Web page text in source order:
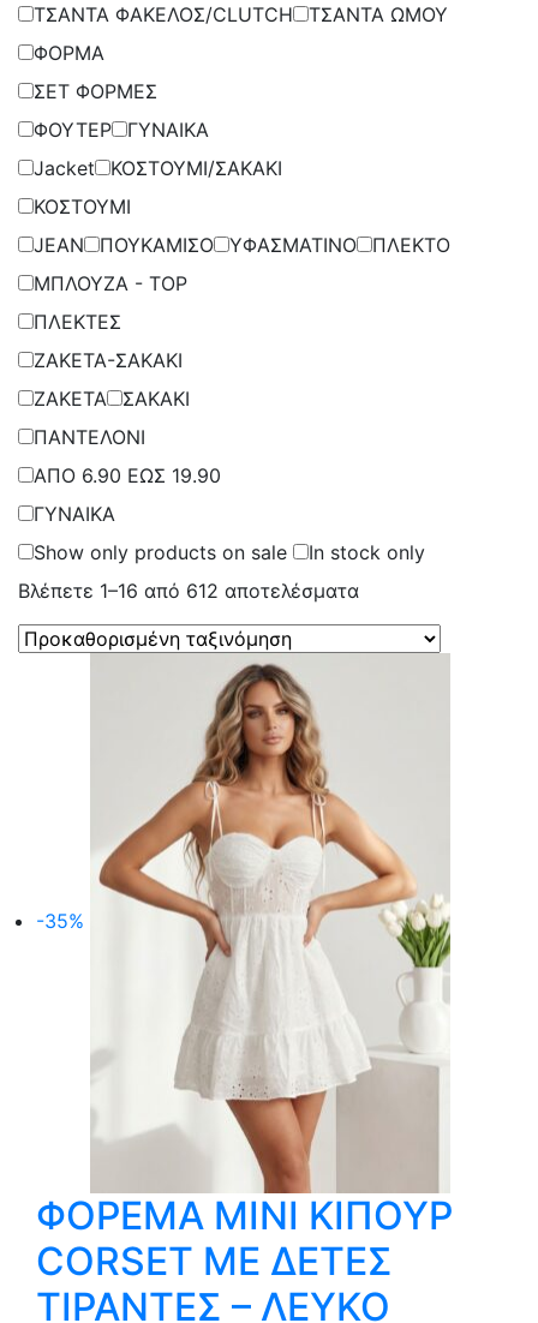
ΤΣΑΝΤΑ ΦΑΚΕΛΟΣ/CLUTCH
ΤΣΑΝΤΑ ΩΜΟΥ
ΦΟΡΜΑ
ΣΕΤ ΦΟΡΜΕΣ
ΦΟΥΤΕΡ
ΓΥΝΑΙΚΑ
Jacket
ΚΟΣΤΟΥΜΙ/ΣΑΚΑΚΙ
ΚΟΣΤΟΥΜΙ
JEAN
ΠΟΥΚΑΜΙΣΟ ΥΦΑΣΜΑΤΙΝΟ
ΠΛΕΚΤΟ
ΜΠΛΟΥΖΑ - TOP
ΠΛΕΚΤΕΣ
ΖΑΚΕΤΑ-ΣΑΚΑΚΙ
ΖΑΚΕΤΑ
ΣΑΚΑΚΙ
ΠΑΝΤΕΛΟΝΙ
ΑΠΟ 6.90 ΕΩΣ 19.90
ΓΥΝΑΙΚΑ
Show only products on sale
In stock only
Βλέπετε 1–16 από 612 αποτελέσματα
-35%
ΦΟΡΕΜΑ MΙNI ΚΙΠΟΥΡ
CORSET ΜΕ ΔΕΤΕΣ
ΤΙΡΑΝΤΕΣ – ΛΕΥΚΟ